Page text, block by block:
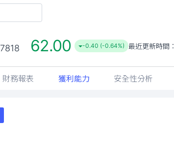
7818 62.00 -0.40 (-0.64%) 最近更新時間：
財務報表 獲利能力 安全性分析